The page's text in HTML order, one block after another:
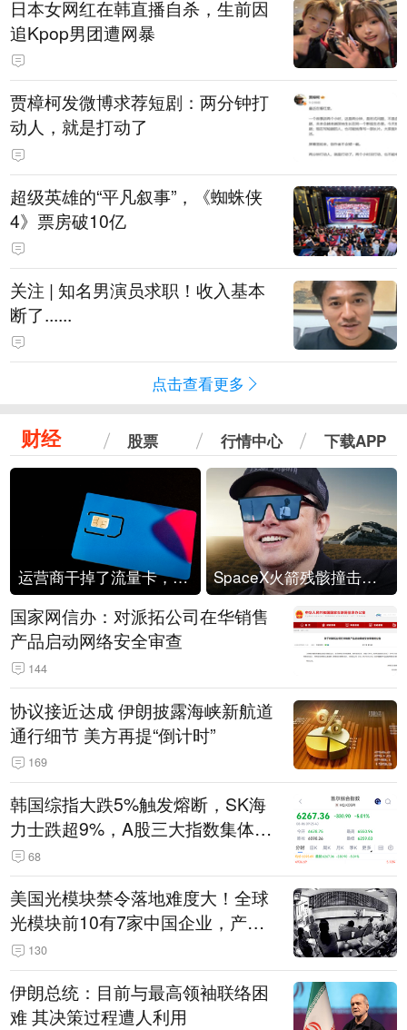
日本女网红在韩直播自杀，生前因
追Kpop男团遭网暴
贾樟柯发微博求荐短剧：两分钟打
动人，就是打动了
超级英雄的“平凡叙事”，《蜘蛛侠
4》票房破10亿
关注 | 知名男演员求职！收入基本
断了......
点击查看更多
财经 股票 行情中心 下载APP
运营商干掉了流量卡，他们真的玩不起了 SpaceX火箭残骸撞击月球
国家网信办：对派拓公司在华销售
产品启动网络安全审查
144
协议接近达成 伊朗披露海峡新航道
通行细节 美方再提“倒计时”
169
韩国综指大跌5%触发熔断，SK海
力士跌超9%，A股三大指数集体低
开 68
美国光模块禁令落地难度大！全球
光模块前10有7家中国企业，产业
界人士：想“脱钩”并不容易
130
伊朗总统：目前与最高领袖联络困
难 其决策过程遭人利用